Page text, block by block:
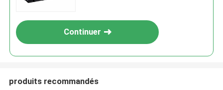
Continuer
produits recommandés